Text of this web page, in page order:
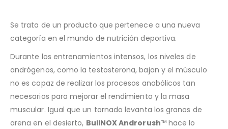
Se trata de un producto que pertenece a una nueva
categoría en el mundo de nutrición deportiva.
Durante los entrenamientos intensos, los niveles de
andrógenos, como la testosterona, bajan y el músculo
no es capaz de realizar los procesos anabólicos tan
necesarios para mejorar el rendimiento y la masa
muscular. Igual que un tornado levanta los granos de
arena en el desierto, BullNOX Androrush™ hace lo